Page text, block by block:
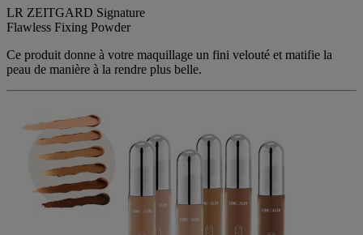
LR ZEITGARD Signature
Flawless​ Fixing Powder
Ce produit donne à votre maquillage un fini velouté et matifie la
peau de manière à la rendre plus belle.